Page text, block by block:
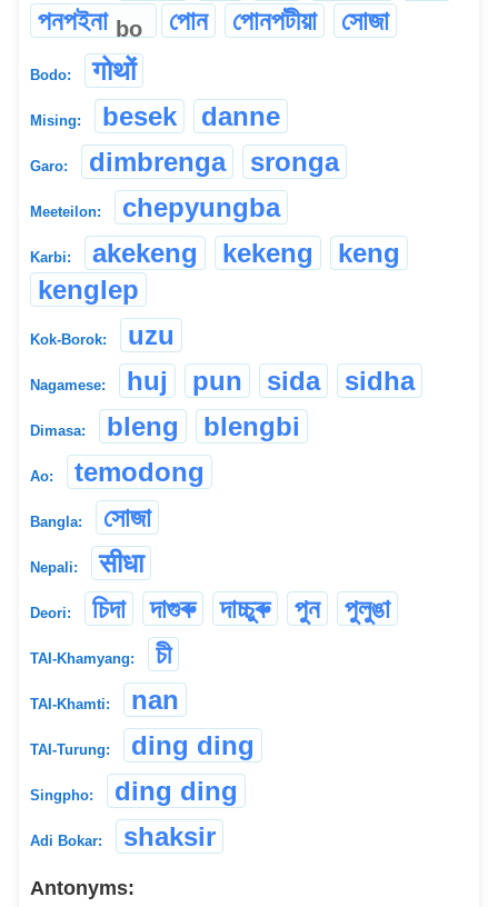
পনপইনা bo পোন পোনপটীয়া সোজা
Bodo: गोथों
Mising: besek danne
Garo: dimbrenga sronga
Meeteilon: chepyungba
Karbi: akekeng kekeng
keng
kenglep
Kok-Borok: uzu
Nagamese: huj pun sida sidha
Dimasa: bleng blengbi
Ao: temodong
Bangla: সোজা
Nepali: सीधा
Deori: চিদা দাগুৰু দাচ্চুৰু পুন পুলুঙা
TAI-Khamyang: চী
TAI-Khamti: nan
TAI-Turung: ding ding
Singpho: ding ding
Adi Bokar: shaksir
Antonyms: